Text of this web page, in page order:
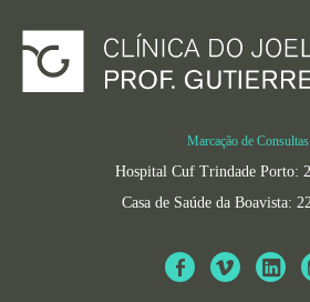
Marcação de Consultas
Hospital Cuf Trindade Porto:
Casa de Saúde da Boavista: